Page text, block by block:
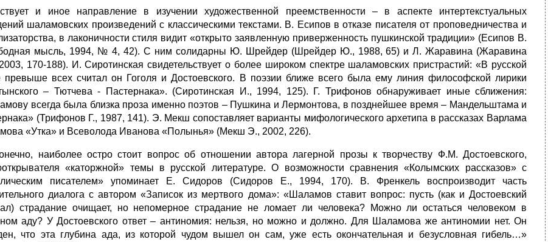
и иное направление в изучении художественной преемственности – в аспекте интертекстуальных
шаламовских произведений с классическими текстами. В. Есипов в отказе писателя от проповедничества и
в лаконичности стиля видит «открыто заявленную приверженность пушкинской традиции» (Есипов В.
мысль, 1994, № 4, 42). С ним солидарны Ю. Шрейдер (Шрейдер Ю., 1988, 65) и Л. Жаравина (Жаравина
170-188). И. Сиротинская свидетельствует о более широком спектре шаламовских пристрастий: «В русской
превыше всех считал он Гоголя и Достоевского. В поэзии ближе всего была ему линия философской лирики
– Тютчева - Пастернака». (Сиротинская И., 1994, 125). Г. Трифонов обнаруживает иные сближения:
всегда была близка проза именно поэтов – Пушкина и Лермонтова, в позднейшее время – Мандельштама и
(Трифонов Г., 1987, 141). Э. Мекш сопоставляет варианты мифологического архетипа в рассказах Варлама
«Утка» и Всеволода Иванова «Полынья» (Мекш Э., 2002, 226).
наиболее остро стоит вопрос об отношении автора лагерной прозы к творчеству Ф.М. Достоевского,
«каторжной» темы в русской литературе. О возможности сравнения «Колымских рассказов» с
писателем» упоминает Е. Сидоров (Сидоров Е., 1994, 170). В. Френкель воспроизводит часть
диалога с автором «Записок из мертвого дома»: «Шаламов ставит вопрос: пусть (как и Достоевский
страдание очищает, но непомерное страдание не ломает ли человека? Можно ли остаться человеком в
аду? У Достоевского ответ – антиномия: нельзя, но можно и должно. Для Шаламова же антиномии нет. Он
что эта глубина ада, из которой чудом вышел он сам, уже есть окончательная и безусловная гибель…»